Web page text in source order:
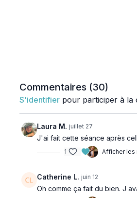
Commentaires (30)
S'identifier pour participer à la
Laura M. juillet 27
J'ai fait cette séance après
1 Afficher les
Catherine L. juin 12
Oh comme ça fait du bien. J